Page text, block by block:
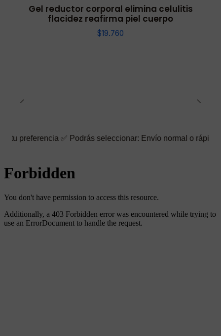
Gel reductor corporal elimina celulitis
flacidez reafirma piel cuerpo
$19.760
✅ Podrás seleccionar: Envío normal o rápido ☑️